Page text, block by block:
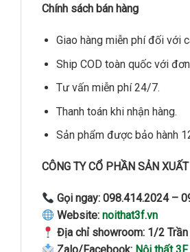
Chính sách bán hàng
Giao hàng miễn phí đối với
Ship COD toàn quốc với
Tư vấn miễn phí 24/7.
Thanh toán khi nhận hàng.
Sản phẩm được bảo hành
CÔNG TY CỔ PHẦN SẢN
Gọi ngay: 098.414.2024 –
Website: noithat3f.vn
Địa chỉ showroom: 1/2 Trần